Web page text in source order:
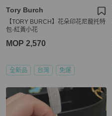
Tory Burch
【TORY BURCH】花朵印花尼龍托特
包-紅黃小花
MOP 2,570
全新品 台灣 免運